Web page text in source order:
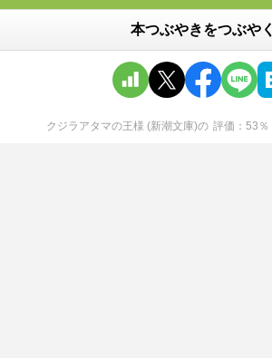
本つぶやきをつぶやく
クジラアタマの王様 (新潮文庫)の 評価 53 ％